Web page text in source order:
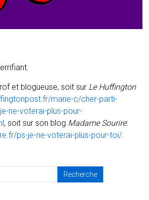
et blogueuse, soit sur Le Huffington
marie-c/cher-parti-
ne-voterai-plus-pour-
, soit sur son blog Madame Sourire:
ps-je-ne-voterai-plus-pour-toi/.